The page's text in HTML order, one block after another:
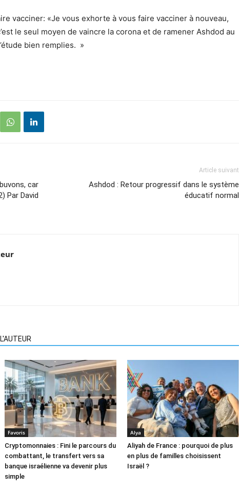
vacciner: «Je vous exhorte à vous faire vacciner à nouveau,
le seul moyen de vaincre la corona et de ramener Ashdod au
bien remplies. »
car
Par David
Article suivant
Ashdod : Retour progressif dans le système
éducatif normal
Favoris
Cryptomonnaies : Fini le parcours du
combattant, le transfert vers sa
banque israélienne va devenir plus
simple
Alya
Aliyah de France : pourquoi de plus
en plus de familles choisissent
Israël ?